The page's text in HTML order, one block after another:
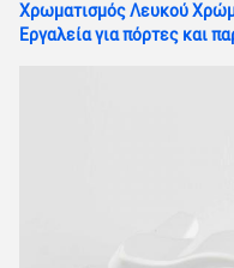
Χρωματισμός Λευκού
Εργαλεία για πόρτες και